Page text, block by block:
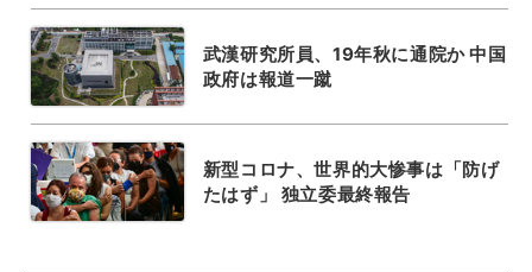
武漢研究所員、19年秋に通院か 中国
政府は報道一蹴
新型コロナ、世界的大惨事は「防げ
たはず」 独立委最終報告